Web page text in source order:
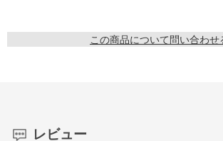
この商品について問い合わせ
レビュー